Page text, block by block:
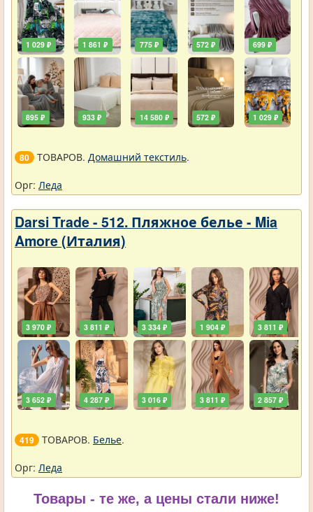
1 029 ₽
895 ₽
1 861 ₽
933 ₽
775 ₽
14 580 ₽
572 ₽
572 ₽
699 ₽
1 029 ₽
80 ТОВАРОВ. Домашний текстиль.
Орг: Леда
Darsi Trade - 512. Пляжное белье - Mia
Amore (Италия)
3 970 ₽
3 652 ₽
3 811 ₽
4 287 ₽
3 334 ₽
3 016 ₽
1 904 ₽
3 811 ₽
3 811 ₽
2 857 ₽
419 ТОВАРОВ. Белье.
Орг: Леда
Товары - те же, а цены стали ниже!